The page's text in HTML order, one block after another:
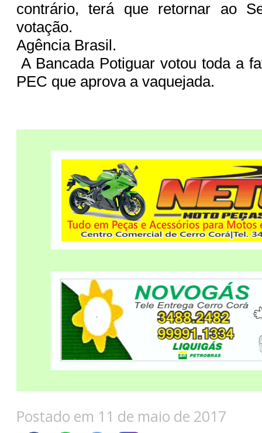
contrário, terá que retornar ao
votação.
Agência Brasil.
A Bancada Potiguar votou toda a
PEC que aprova a vaquejada.
Postado em 11 de maio de 2017